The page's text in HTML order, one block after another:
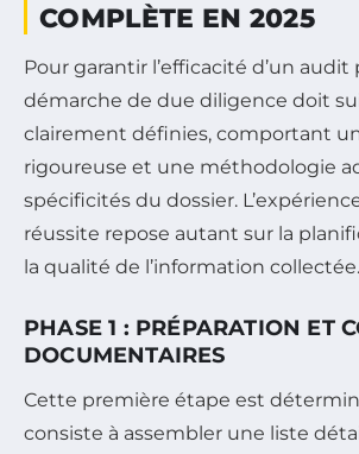
COMPLÈTE EN 2025
Pour garantir l’efficacité d’un audit
démarche de due diligence doit
clairement définies, comportant
rigoureuse et une méthodologie
spécificités du dossier.
réussite repose autant sur la
la qualité de l’information collectée.
PHASE 1 : PRÉPARATION ET
DOCUMENTAIRES
Cette première étape est
consiste à assembler une liste